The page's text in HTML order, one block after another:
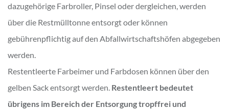
dazugehörige Farbroller, Pinsel oder dergleichen, werden
über die Restmülltonne entsorgt oder können
gebührenpflichtig auf den Abfallwirtschaftshöfen abgegeben
werden.
Restentleerte Farbeimer und Farbdosen können über den
gelben Sack entsorgt werden. Restentleert bedeutet
übrigens im Bereich der Entsorgung tropffrei und